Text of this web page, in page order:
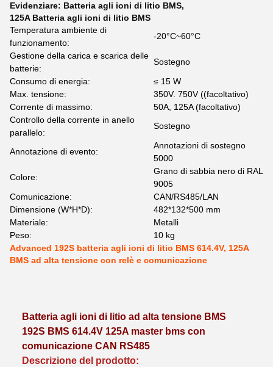
Evidenziare: Batteria agli ioni di litio BMS,
125A Batteria agli ioni di litio BMS
Temperatura ambiente di
funzionamento:
-20°C~60°C
Gestione della carica e scarica delle
batterie:
Sostegno
Consumo di energia:
≤ 15 W
Max. tensione:
350V. 750V ((facoltativo)
Corrente di massimo:
50A, 125A (facoltativo)
Controllo della corrente in anello
parallelo:
Sostegno
Annotazione di evento:
Annotazioni di sostegno
5000
Colore:
Grano di sabbia nero di RAL
9005
Comunicazione:
CAN/RS485/LAN
Dimensione (W*H*D):
482*132*500 mm
Materiale:
Metalli
Peso:
10 kg
Advanced 192S batteria agli ioni di litio BMS 614.4V, 125A
BMS ad alta tensione con relè e comunicazione
Batteria agli ioni di litio ad alta tensione BMS
192S BMS 614.4V 125A master bms con
comunicazione CAN RS485
Descrizione del prodotto: